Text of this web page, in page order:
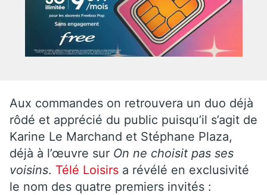
Aux commandes on retrouvera un duo déjà
rôdé et apprécié du public puisqu’il s’agit de
Karine Le Marchand et Stéphane Plaza,
déjà à l’œuvre sur On ne choisit pas ses
voisins. Télé Loisirs a révélé en exclusivité
le nom des quatre premiers invités :